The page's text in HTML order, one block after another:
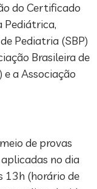
do Certificado
Pediátrica,
Pediatria (SBP)
Brasileira de
a Associação
de provas
no dia
13h (horário de